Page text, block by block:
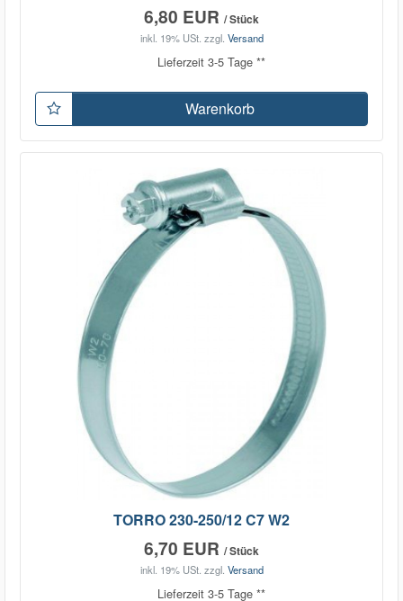
6,80 EUR / Stück
inkl. 19% USt. zzgl. Versand
Lieferzeit 3-5 Tage **
Warenkorb
TORRO 230-250/12 C7 W2
6,70 EUR / Stück
inkl. 19% USt. zzgl. Versand
Lieferzeit 3-5 Tage **